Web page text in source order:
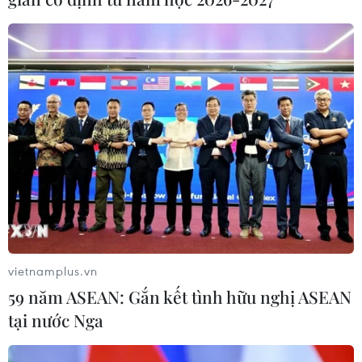
'Phù thủy Kim' sẽ xoay tua toan tính
đường dài?
06/08/2026 08:25
HLV Kim Sang-sik: 'Tuyển Việt Nam
hướng tới chiến thắng để giữ ngôi
đầu bảng'
06/08/2026 07:25
Chủ tịch Liên đoàn Bóng đá thế giới
chịu sức ép chưa từng có
06/08/2026 04:12
Futsal Việt Nam bất bại sau trận hòa
vietnamplus.vn
59 năm ASEAN: Gắn kết tình hữu nghị ASEAN
tại nước Nga